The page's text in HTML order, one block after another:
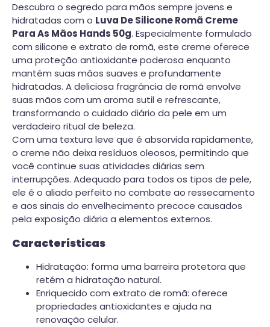
Descubra o segredo para mãos sempre jovens e
hidratadas com o Luva De Silicone Romã Creme
Para As Mãos Hands 50g. Especialmente formulado
com silicone e extrato de romã, este creme oferece
uma proteção antioxidante poderosa enquanto
mantém suas mãos suaves e profundamente
hidratadas. A deliciosa fragrância de romã envolve
suas mãos com um aroma sutil e refrescante,
transformando o cuidado diário da pele em um
verdadeiro ritual de beleza.
Com uma textura leve que é absorvida rapidamente,
o creme não deixa resíduos oleosos, permitindo que
você continue suas atividades diárias sem
interrupções. Adequado para todos os tipos de pele,
ele é o aliado perfeito no combate ao ressecamento
e aos sinais do envelhecimento precoce causados
pela exposição diária a elementos externos.
Características
Hidratação: forma uma barreira protetora que
retém a hidratação natural.
Enriquecido com extrato de romã: oferece
propriedades antioxidantes e ajuda na
renovação celular.